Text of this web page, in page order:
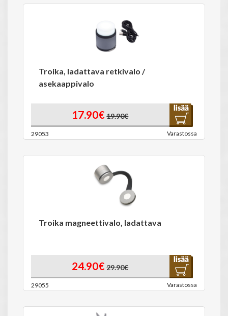
Troika, ladattava retkivalo /
asekaappivalo
17.90€ 19.90€
29053 Varastossa
Troika magneettivalo, ladattava
24.90€ 29.90€
29055 Varastossa